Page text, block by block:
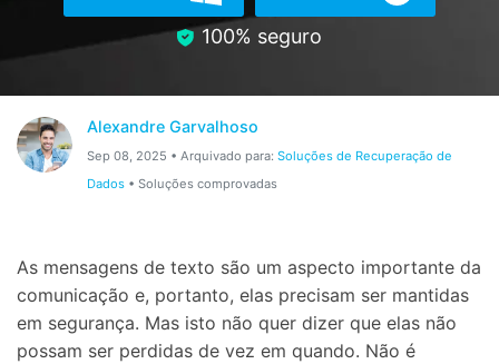
Ver Todos Os Aplicativos
Centro de Ajuda
Gerenciador de dados
Proteção do celular
Encontre Mais Soluções
100% seguro
Alexandre Garvalhoso
Sep 08, 2025 • Arquivado para: Soluções de Recuperação de
Dados• Soluções comprovadas
As mensagens de texto são um aspecto importante da
comunicação e, portanto, elas precisam ser mantidas
em segurança. Mas isto não quer dizer que elas não
possam ser perdidas de vez em quando. Não é